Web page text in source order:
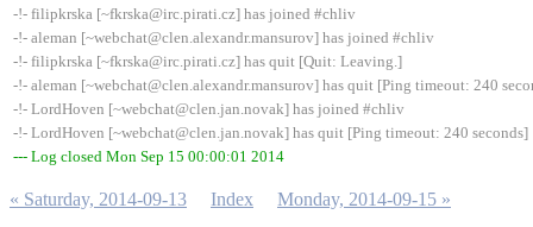
-!- filipkrska [~fkrska@irc.pirati.cz] has joined #chliv
-!- aleman [~webchat@clen.alexandr.mansurov] has joined #chliv
-!- filipkrska [~fkrska@irc.pirati.cz] has quit [Quit: Leaving.]
-!- aleman [~webchat@clen.alexandr.mansurov] has quit [Ping timeout: 240
-!- LordHoven [~webchat@clen.jan.novak] has joined #chliv
-!- LordHoven [~webchat@clen.jan.novak] has quit [Ping timeout: 240 seconds]
--- Log closed Mon Sep 15 00:00:01 2014
« Saturday, 2014-09-13 Index Monday, 2014-09-15 »